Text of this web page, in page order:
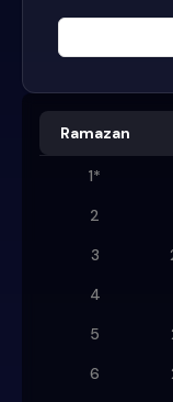
Ramazan
1*
2
3
4
5
6